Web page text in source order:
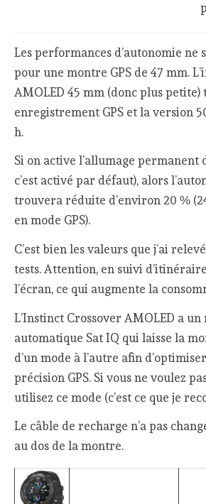
Les performances d’autonomie ne
pour une montre GPS de 47 mm.
AMOLED 45 mm (donc plus petite)
enregistrement GPS et la version
h.
Si on active l’allumage permanent
c’est activé par défaut), alors
trouvera réduite d’environ 20 %
en mode GPS).
C’est bien les valeurs que j’ai
tests. Attention, en suivi
l’écran, ce qui augmente la
L’Instinct Crossover AMOLED a un
automatique Sat IQ qui laisse la
d’un mode à l’autre afin
précision GPS. Si vous ne voulez
utilisez ce mode (c’est ce que je
Le câble de recharge n’a pas
au dos de la montre.